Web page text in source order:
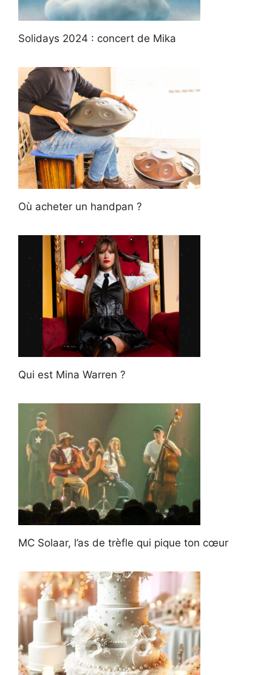
Solidays 2024 : concert de Mika
Où acheter un handpan ?
Qui est Mina Warren ?
MC Solaar, l’as de trèfle qui pique ton cœur